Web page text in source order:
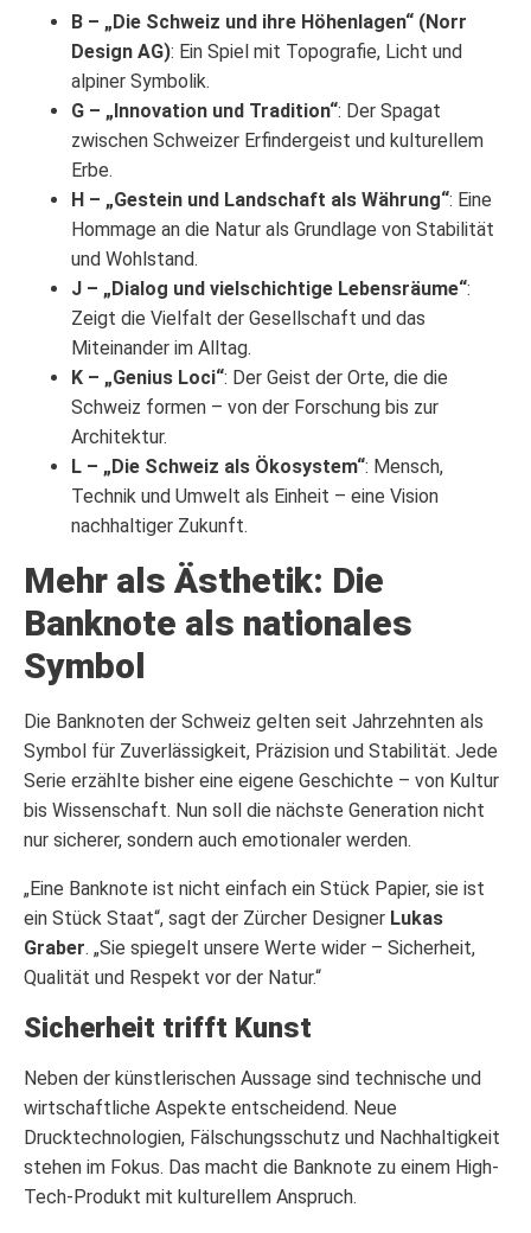
B – „Die Schweiz und ihre Höhenlagen“ (Norr
Design AG): Ein Spiel mit Topografie, Licht und
alpiner Symbolik.
G – „Innovation und Tradition“: Der Spagat
zwischen Schweizer Erfindergeist und kulturellem
Erbe.
H – „Gestein und Landschaft als Währung“: Eine
Hommage an die Natur als Grundlage von Stabilität
und Wohlstand.
J – „Dialog und vielschichtige Lebensräume“:
Zeigt die Vielfalt der Gesellschaft und das
Miteinander im Alltag.
K – „Genius Loci“: Der Geist der Orte, die die
Schweiz formen – von der Forschung bis zur
Architektur.
L – „Die Schweiz als Ökosystem“: Mensch,
Technik und Umwelt als Einheit – eine Vision
nachhaltiger Zukunft.
Mehr als Ästhetik: Die
Banknote als nationales
Symbol
Die Banknoten der Schweiz gelten seit Jahrzehnten als
Symbol für Zuverlässigkeit, Präzision und Stabilität. Jede
Serie erzählte bisher eine eigene Geschichte – von Kultur
bis Wissenschaft. Nun soll die nächste Generation nicht
nur sicherer, sondern auch emotionaler werden.
„Eine Banknote ist nicht einfach ein Stück Papier, sie ist
ein Stück Staat“, sagt der Zürcher Designer Lukas
Graber. „Sie spiegelt unsere Werte wider – Sicherheit,
Qualität und Respekt vor der Natur.“
Sicherheit trifft Kunst
Neben der künstlerischen Aussage sind technische und
wirtschaftliche Aspekte entscheidend. Neue
Drucktechnologien, Fälschungsschutz und Nachhaltigkeit
stehen im Fokus. Das macht die Banknote zu einem High-
Tech-Produkt mit kulturellem Anspruch.